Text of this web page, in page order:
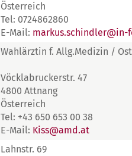
Österreich
Tel: 0724862860
E-Mail: markus.schindler@in-
Wahlärztin f. Allg.Medizin /
Vöcklabruckerstr. 47
4800 Attnang
Österreich
Tel: +43 650 653 00 38
E-Mail: Kiss@amd.at
Lahnstr. 69